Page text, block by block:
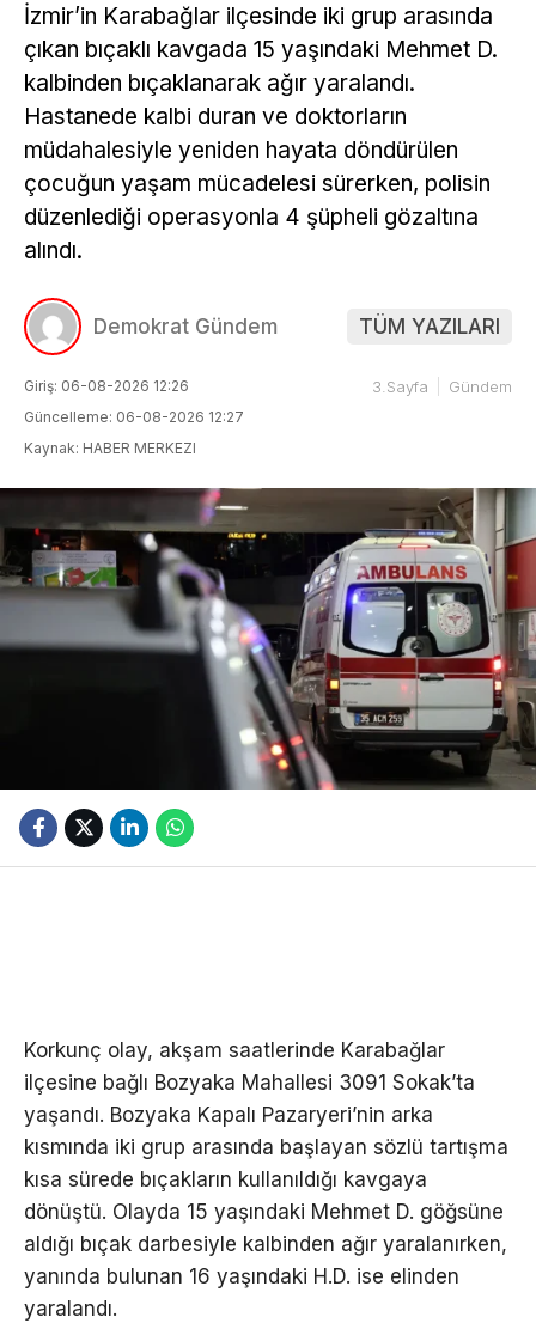
İzmir’in Karabağlar ilçesinde iki grup arasında
çıkan bıçaklı kavgada 15 yaşındaki Mehmet D.
kalbinden bıçaklanarak ağır yaralandı.
Hastanede kalbi duran ve doktorların
müdahalesiyle yeniden hayata döndürülen
çocuğun yaşam mücadelesi sürerken, polisin
düzenlediği operasyonla 4 şüpheli gözaltına
alındı.
Demokrat Gündem TÜM YAZILARI
Giriş: 06-08-2026 12:26
Güncelleme: 06-08-2026 12:27
Kaynak: HABER MERKEZI
3.Sayfa Gündem
Korkunç olay, akşam saatlerinde Karabağlar
ilçesine bağlı Bozyaka Mahallesi 3091 Sokak’ta
yaşandı. Bozyaka Kapalı Pazaryeri’nin arka
kısmında iki grup arasında başlayan sözlü tartışma
kısa sürede bıçakların kullanıldığı kavgaya
dönüştü. Olayda 15 yaşındaki Mehmet D. göğsüne
aldığı bıçak darbesiyle kalbinden ağır yaralanırken,
yanında bulunan 16 yaşındaki H.D. ise elinden
yaralandı.